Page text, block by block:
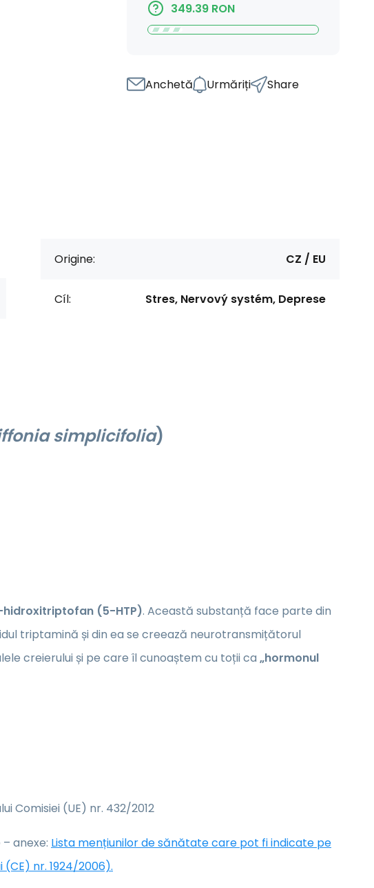
349.39 RON
Anchetă Urmăriți Share
Origine: CZ / EU
Cíl: Stres, Nervový systém, Deprese
simplicifolia)
hidroxitriptofan (5-HTP). Această substanță face parte din
triptamină și din ea se creează neurotransmițătorul
creierului și pe care îl cunoaștem cu toții ca „hormonul
Comisiei (UE) nr. 432/2012
anexe: Lista mențiunilor de sănătate care pot fi indicate pe
nr. 1924/2006).